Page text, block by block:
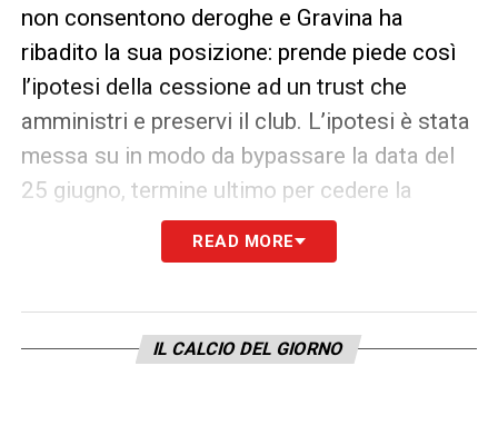
non consentono deroghe e Gravina ha
ribadito la sua posizione: prende piede così
l’ipotesi della cessione ad un trust che
amministri e preservi il club. L’ipotesi è stata
messa su in modo da bypassare la data del
25 giugno, termine ultimo per cedere la
proprietà granata, ritenuto però troppo
stringente per valutare offerte adeguate.
Come riportaTuttosport, l’idea è stata fatta
circolare anche per saggiare le eventuali
READ MORE
IL CALCIO DEL GIORNO